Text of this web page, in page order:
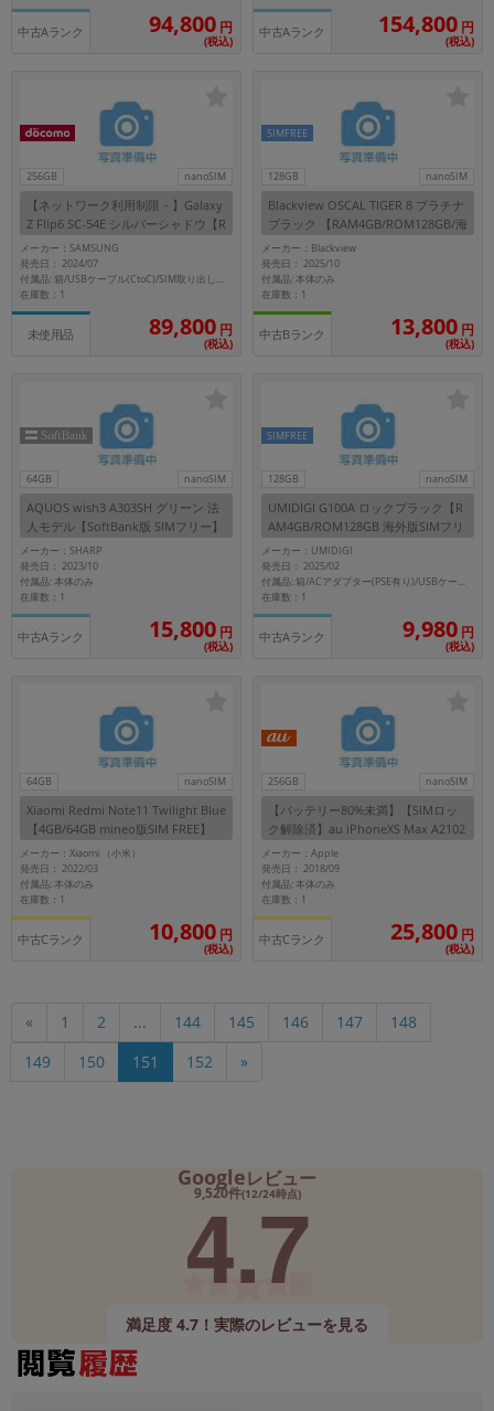
中古Aランク 94,800 円
(税込)
中古Aランク 154,800 円
(税込)
256GB nanoSIM
【ネットワーク利用制限－】Galaxy
Z Flip6 SC-54E シルバーシャドウ【R
AM12GB/ROM256GB docomo版SI
Mフリー】
メーカー：SAMSUNG
発売日： 2024/07
付属品: 箱/USBケーブル(CtoC)/SIM取り出し用ピン/取扱説明書
在庫数：1
未使用品 89,800 円
(税込)
128GB nanoSIM
SIMFREE
Blackview OSCAL TIGER 8 プラチナ
ブラック 【RAM4GB/ROM128GB/海
外版 SIMフリー】
メーカー：Blackview
発売日： 2025/10
付属品: 本体のみ
在庫数：1
中古Bランク 13,800 円
(税込)
64GB nanoSIM
AQUOS wish3 A303SH グリーン 法
人モデル【SoftBank版 SIMフリー】
メーカー：SHARP
発売日： 2023/10
付属品: 本体のみ
在庫数：1
中古Aランク 15,800 円
(税込)
128GB nanoSIM
SIMFREE
UMIDIGI G100A ロックブラック【R
AM4GB/ROM128GB 海外版SIMフリ
ー】
メーカー：UMIDIGI
発売日： 2025/02
付属品: 箱/ACアダプター(PSE有り)/USBケーブル/SIMピン/マニュアル
在庫数：1
中古Aランク 9,980 円
(税込)
64GB nanoSIM
Xiaomi Redmi Note11 Twilight Blue
【4GB/64GB mineo版SIM FREE】
メーカー：Xiaomi （小米）
発売日： 2022/03
付属品: 本体のみ
在庫数：1
中古Cランク 10,800 円
(税込)
256GB nanoSIM
【バッテリー80%未満】【SIMロッ
ク解除済】au iPhoneXS Max A2102
(MT6W2J/A) 256GB ゴールド
メーカー：Apple
発売日： 2018/09
付属品: 本体のみ
在庫数：1
中古Cランク 25,800 円
(税込)
« 1 2 ... 144 145 146 147
148
149
150 151 152 »
Googleレビュー
9,520件(12/24時点)
4.7
満足度 4.7！実際のレビューを見る